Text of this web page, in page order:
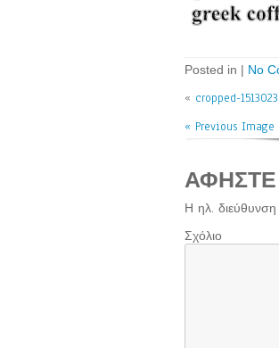
Posted in | No
« cropped-
« Previous Image
Η ηλ. διεύθυνση
Σχόλιο